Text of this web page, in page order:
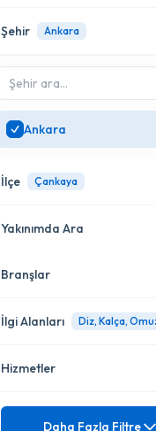
Şehir Ankara
Ankara
İlçe Çankaya
Çankaya
Yakınımda Ara
Konumuma yakın uzmanları
Branşlar
Ortopedi ve Travmatoloji
İlgi Alanları
Diz, Kalça, Omuz Protezi
Hizmetler
Mezuniyet
Daha Fazla Filtre